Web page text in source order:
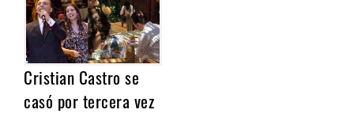
Cristian Castro se
casó por tercera vez